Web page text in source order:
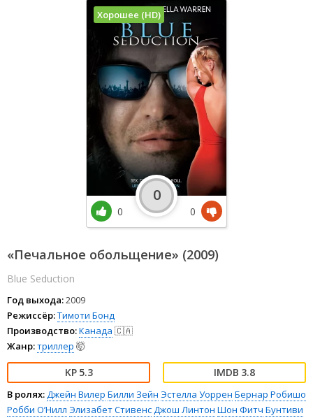
«Печальное обольщение» (2009)
Blue Seduction
Год выхода:2009
Режиссёр:Тимоти Бонд
Производство:Канада 🇨🇦
Жанр:триллер 🤯
5.3 3.8
В ролях:Джейн Вилер Билли Зейн Эстелла Уоррен Бернар Робишо
Робби О’Нилл Элизабет СтивенсДжош Линтон Шон Фитч Бунтиви
Хорошее (HD)
0
0
0